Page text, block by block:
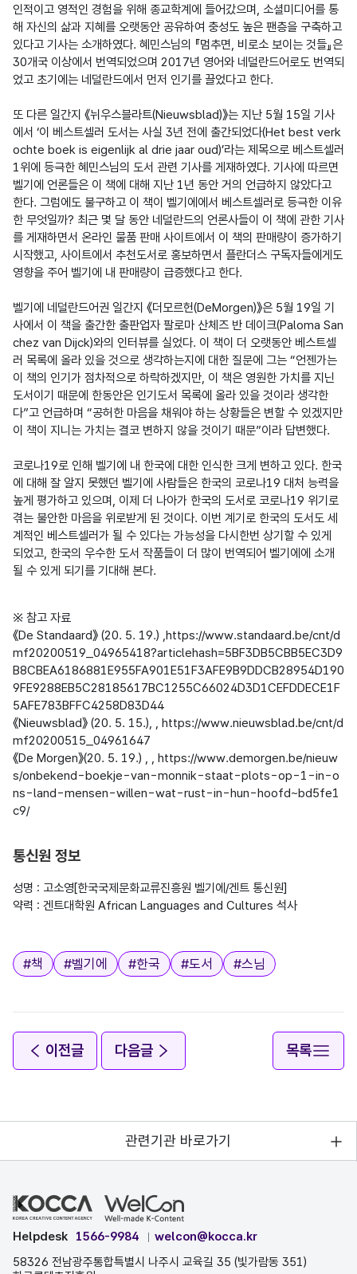
인적이고 영적인 경험을 위해 종교학계에 들어갔으며, 소셜미디어를 통
해 자신의 삶과 지혜를 오랫동안 공유하여 충성도 높은 팬층을 구축하고
있다고 기사는 소개하였다. 혜민스님의 『멈추면, 비로소 보이는 것들』은
30개국 이상에서 번역되었으며 2017년 영어와 네덜란드어로도 번역되
었고 초기에는 네덜란드에서 먼저 인기를 끌었다고 한다.
또 다른 일간지 《뉘우스블라트(Nieuwsblad)》는 지난 5월 15일 기사
에서 ‘이 베스트셀러 도서는 사실 3년 전에 출간되었다(Het best verk
ochte boek is eigenlijk al drie jaar oud)’라는 제목으로 베스트셀러
1위에 등극한 혜민스님의 도서 관련 기사를 게재하였다. 기사에 따르면
벨기에 언론들은 이 책에 대해 지난 1년 동안 거의 언급하지 않았다고
한다. 그럼에도 불구하고 이 책이 벨기에에서 베스트셀러로 등극한 이유
한 무엇일까? 최근 몇 달 동안 네덜란드의 언론사들이 이 책에 관한 기사
를 게재하면서 온라인 물품 판매 사이트에서 이 책의 판매량이 증가하기
시작했고, 사이트에서 추천도서로 홍보하면서 플란더스 구독자들에게도
영향을 주어 벨기에 내 판매량이 급증했다고 한다.
벨기에 네덜란드어권 일간지 《더모르헌(DeMorgen)》은 5월 19일 기
사에서 이 책을 출간한 출판업자 팔로마 산체즈 반 데이크(Paloma San
chez van Dijck)와의 인터뷰를 실었다. 이 책이 더 오랫동안 베스트셀
러 목록에 올라 있을 것으로 생각하는지에 대한 질문에 그는 “언젠가는
이 책의 인기가 점차적으로 하락하겠지만, 이 책은 영원한 가치를 지닌
도서이기 때문에 한동안은 인기도서 목록에 올라 있을 것이라 생각한
다”고 언급하며 “공허한 마음을 채워야 하는 상황들은 변할 수 있겠지만
이 책이 지니는 가치는 결코 변하지 않을 것이기 때문”이라 답변했다.
코로나19로 인해 벨기에 내 한국에 대한 인식한 크게 변하고 있다. 한국
에 대해 잘 알지 못했던 벨기에 사람들은 한국의 코로나19 대처 능력을
높게 평가하고 있으며, 이제 더 나아가 한국의 도서로 코로나19 위기로
겪는 불안한 마음을 위로받게 된 것이다. 이번 계기로 한국의 도서도 세
계적인 베스트셀러가 될 수 있다는 가능성을 다시한번 상기할 수 있게
되었고, 한국의 우수한 도서 작품들이 더 많이 번역되어 벨기에에 소개
될 수 있게 되기를 기대해 본다.
※ 참고 자료
《De Standaard》 (20. 5. 19.) ,https://www.standaard.be/cnt/d
mf20200519_04965418?articlehash=5BF3DB5CBB5EC3D9
B8CBEA6186881E955FA901E51F3AFE9B9DDCB28954D190
9FE9288EB5C28185617BC1255C66024D3D1CEFDDECE1F
5AFE783BFFC4258D83D44
《Nieuwsblad》 (20. 5. 15.), , https://www.nieuwsblad.be/cnt/d
mf20200515_04961647
《De Morgen》(20. 5. 19.) , , https://www.demorgen.be/nieuw
s/onbekend-boekje-van-monnik-staat-plots-op-1-in-o
ns-land-mensen-willen-wat-rust-in-hun-hoofd~bd5fe1
c9/
통신원 정보
성명 : 고소영[한국국제문화교류진흥원 벨기에/겐트 통신원]
약력 : 겐트대학원 African Languages and Cultures 석사
태그
#책 #벨기에 #한국 #도서 #스님
이전글 다음글 목록
관련기관 바로가기
Helpdesk 1566-9984
welcon@kocca.kr
58326 전남광주통합특별시 나주시 교육길 35 (빛가람동 351)